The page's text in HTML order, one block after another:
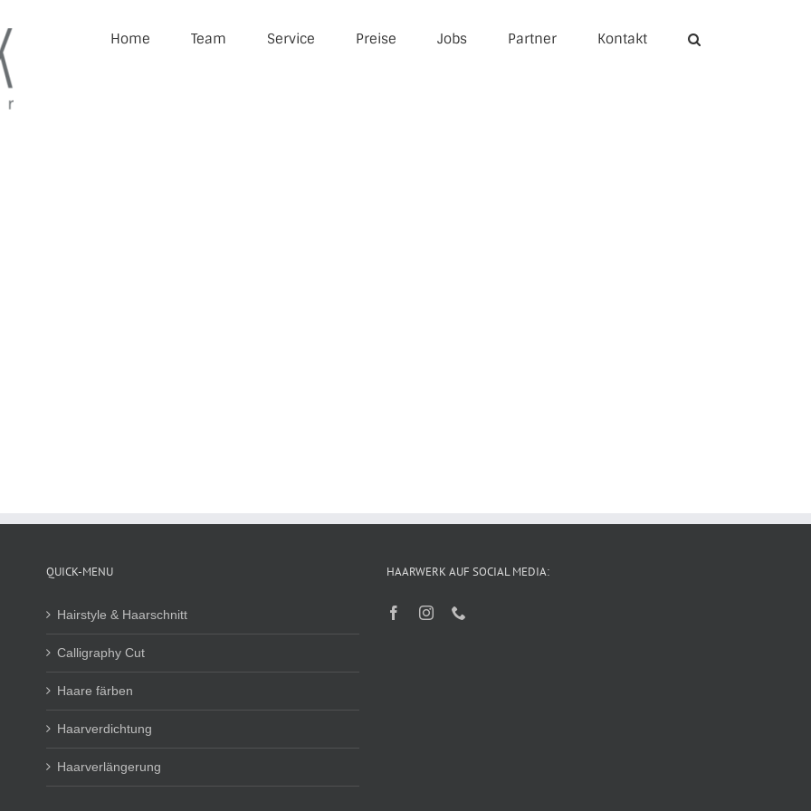
Home Team Service Preise Jobs Partner Kontakt
QUICK-MENU
Hairstyle & Haarschnitt
Calligraphy Cut
Haare färben
Haarverdichtung
Haarverlängerung
HAARWERK AUF SOCIAL MEDIA: